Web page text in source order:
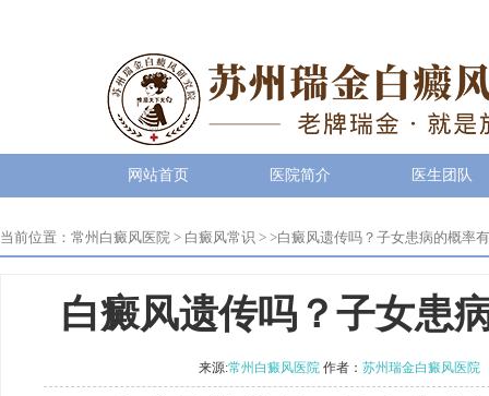
网站首页 医院简介 医生团队
当前位置： 常州白癜风医院 > 白癜风常识 > >白癜风遗传吗？子女患病的概率
白癜风遗传吗？子女患
来源:常州白癜风医院 作者： 苏州瑞金白癜风医院